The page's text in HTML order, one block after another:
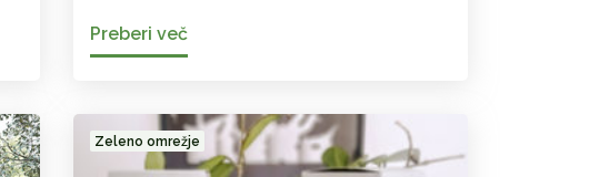
Preberi več
Zeleno omrežje